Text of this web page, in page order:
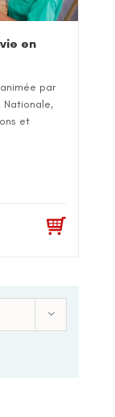
en
par
Nationale,
et